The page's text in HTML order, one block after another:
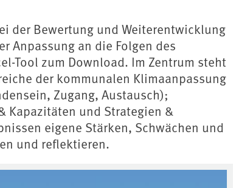
der Bewertung und Weiterentwicklung
Anpassung an die Folgen des
Tool zum Download. Im Zentrum steht
der kommunalen Klimaanpassung
Zugang, Austausch);
Kapazitäten und Strategien &
eigene Stärken, Schwächen und
und reflektieren.